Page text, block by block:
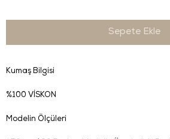
Kumaş Bilgisi
%100 VİSKON
Modelin Ölçüleri